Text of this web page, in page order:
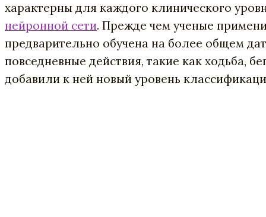
характерны для каждого клинического
нейронной сети. Прежде чем ученые
предварительно обучена на более общем
повседневные действия, такие как ходьба,
добавили к ней новый уровень